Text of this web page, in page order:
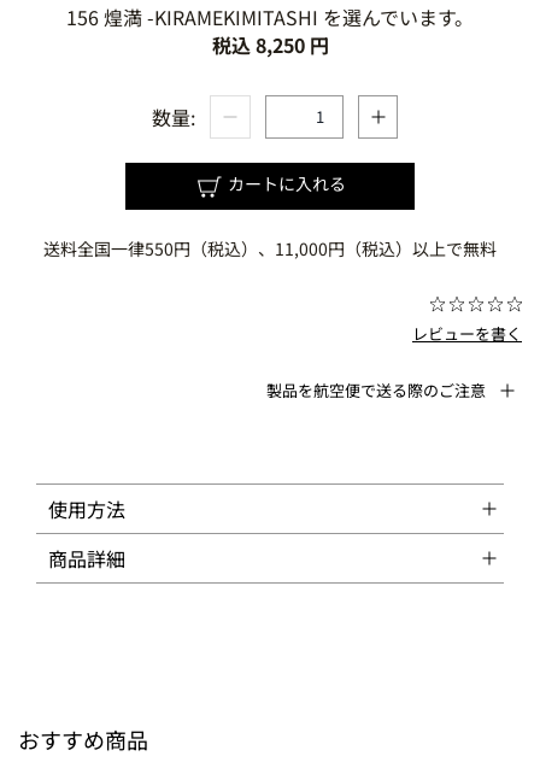
156 煌満 -KIRAMEKIMITASHI を選んでいます。
税込 8,250 円
数量:
カートに入れる
送料全国一律550円（税込）、11,000円（税込）以上で無料
レビューを書く
製品を航空便で送る際のご注意
使用方法
商品詳細
おすすめ商品